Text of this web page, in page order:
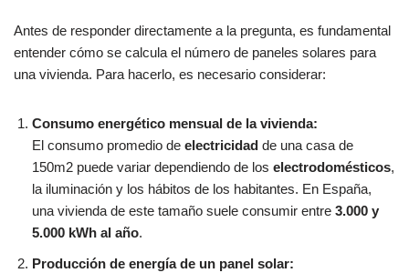
Antes de responder directamente a la pregunta, es fundamental
entender cómo se calcula el número de paneles solares para
una vivienda. Para hacerlo, es necesario considerar:
Consumo energético mensual de la vivienda:
El consumo promedio de electricidad de una casa de
150m2 puede variar dependiendo de los electrodomésticos,
la iluminación y los hábitos de los habitantes. En España,
una vivienda de este tamaño suele consumir entre 3.000 y
5.000 kWh al año.
Producción de energía de un panel solar: